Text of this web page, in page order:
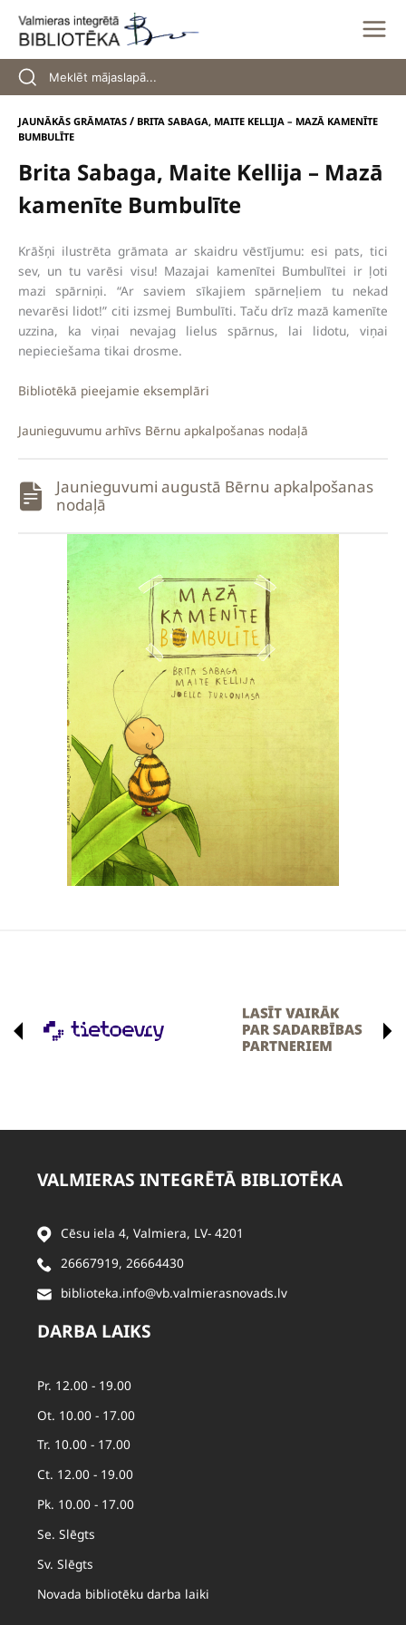
content
JAUNĀKĀS GRĀMATAS / BRITA SABAGA, MAITE KELLIJA – MAZĀ KAMENĪTE
BUMBULĪTE
Brita Sabaga, Maite Kellija – Mazā
kamenīte Bumbulīte
Krāšņi ilustrēta grāmata ar skaidru vēstījumu: esi pats, tici
sev, un tu varēsi visu! Mazajai kamenītei Bumbulītei ir ļoti
mazi spārniņi. “Ar saviem sīkajiem spārneļiem tu nekad
nevarēsi lidot!” citi izsmej Bumbulīti. Taču drīz mazā kamenīte
uzzina, ka viņai nevajag lielus spārnus, lai lidotu, viņai
nepieciešama tikai drosme.
Bibliotēkā pieejamie eksemplāri
Jaunieguvumu arhīvs Bērnu apkalpošanas nodaļā
Jaunieguvumi augustā Bērnu apkalpošanas
nodaļā
VALMIERAS INTEGRĒTĀ BIBLIOTĒKA
Cēsu iela 4, Valmiera, LV- 4201
26667919, 26664430
biblioteka.info@vb.valmierasnovads.lv
DARBA LAIKS
Pr. 12.00 - 19.00
Ot. 10.00 - 17.00
Tr. 10.00 - 17.00
Ct. 12.00 - 19.00
Pk. 10.00 - 17.00
Se. Slēgts
Sv. Slēgts
Novada bibliotēku darba laiki